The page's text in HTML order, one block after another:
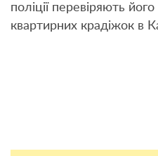
поліції перевіряють
квартирних крадіжок в